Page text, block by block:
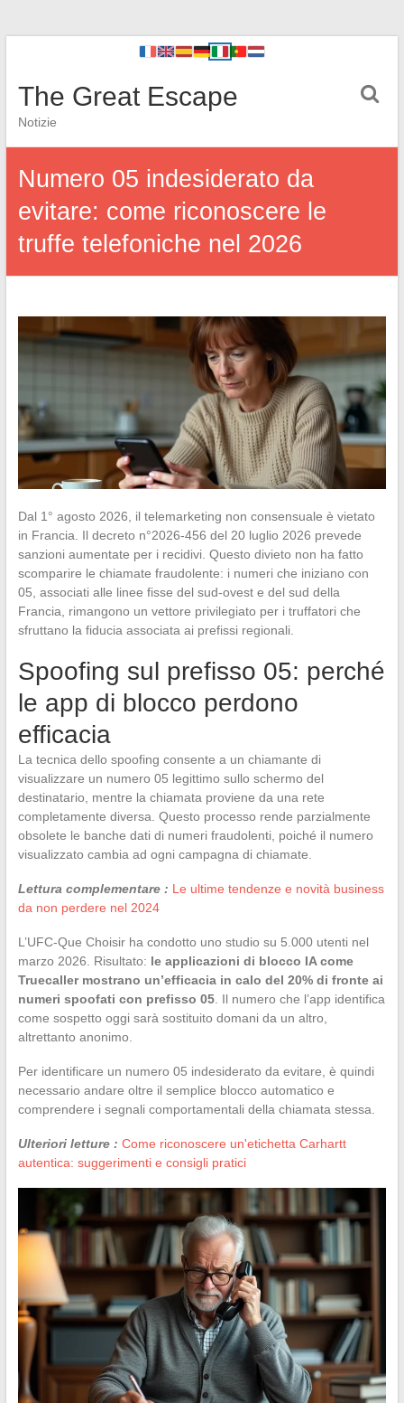
The Great Escape
Notizie
Numero 05 indesiderato da
evitare: come riconoscere le
truffe telefoniche nel 2026
Dal 1° agosto 2026, il telemarketing non consensuale è vietato
in Francia. Il decreto n°2026-456 del 20 luglio 2026 prevede
sanzioni aumentate per i recidivi. Questo divieto non ha fatto
scomparire le chiamate fraudolente: i numeri che iniziano con
05, associati alle linee fisse del sud-ovest e del sud della
Francia, rimangono un vettore privilegiato per i truffatori che
sfruttano la fiducia associata ai prefissi regionali.
Spoofing sul prefisso 05: perché
le app di blocco perdono
efficacia
La tecnica dello spoofing consente a un chiamante di
visualizzare un numero 05 legittimo sullo schermo del
destinatario, mentre la chiamata proviene da una rete
completamente diversa. Questo processo rende parzialmente
obsolete le banche dati di numeri fraudolenti, poiché il numero
visualizzato cambia ad ogni campagna di chiamate.
Lettura complementare : Le ultime tendenze e novità business
da non perdere nel 2024
L’UFC-Que Choisir ha condotto uno studio su 5.000 utenti nel
marzo 2026. Risultato: le applicazioni di blocco IA come
Truecaller mostrano un’efficacia in calo del 20% di fronte ai
numeri spoofati con prefisso 05. Il numero che l’app identifica
come sospetto oggi sarà sostituito domani da un altro,
altrettanto anonimo.
Per identificare un numero 05 indesiderato da evitare, è quindi
necessario andare oltre il semplice blocco automatico e
comprendere i segnali comportamentali della chiamata stessa.
Ulteriori letture : Come riconoscere un'etichetta Carhartt
autentica: suggerimenti e consigli pratici